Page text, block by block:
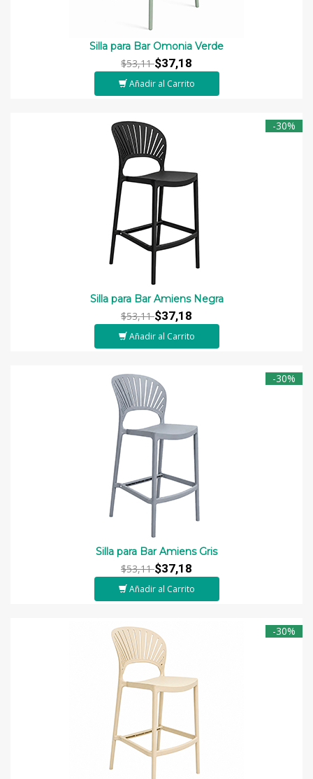
Silla para Bar Omonia Verde
$53,11$37,18
Añadir al Carrito
-30%
Silla para Bar Amiens Negra
$53,11$37,18
Añadir al Carrito
-30%
Silla para Bar Amiens Gris
$53,11$37,18
Añadir al Carrito
-30%